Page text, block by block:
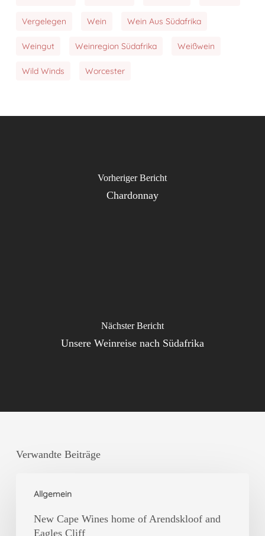
Vergelegen Wein Wein Aus Südafrika
Weingut Weinregion Südafrika Weißwein
Wild Winds Worcester
Vorheriger Bericht
Chardonnay
Nächster Bericht
Unsere Weinreise nach Südafrika
Verwandte Beiträge
Allgemein
Cape
Wines
home
New Cape Wines home of Arendskloof and
Eagles Cliff